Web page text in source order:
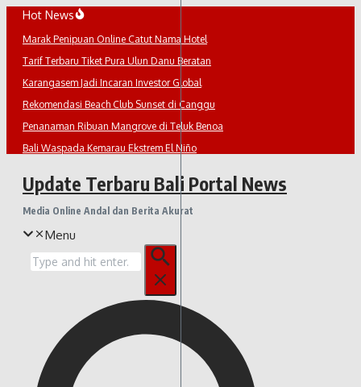
Lewati
konten
Hot News
Marak Penipuan Online Catut Nama Hotel
Tarif Terbaru Tiket Pura Ulun Danu Beratan
Karangasem Jadi Incaran Investor Global
Rekomendasi Beach Club Sunset di Canggu
Penanaman Ribuan Mangrove di Teluk Benoa
Bali Waspada Kemarau Ekstrem El Niño
Update Terbaru Bali Portal News
Media Online Andal dan Berita Akurat
Menu
Pencarian
untuk: